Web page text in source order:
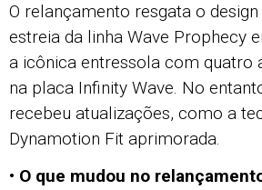
O relançamento resgata o
estreia da linha Wave Prophecy
a icônica entressola com quatro
na placa Infinity Wave. No
recebeu atualizações, como a
Dynamotion Fit aprimorada.
• O que mudou no